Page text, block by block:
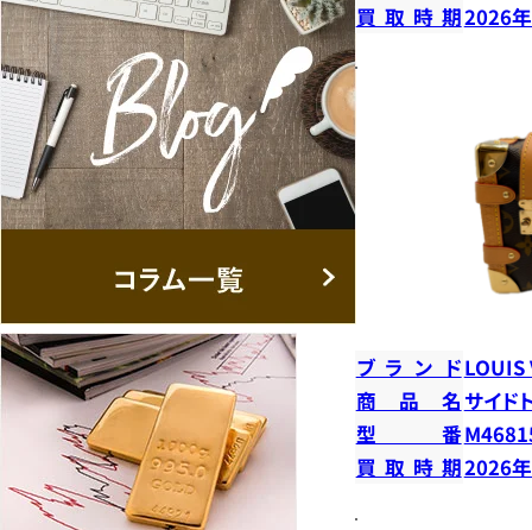
買取時期2026
ブランドLOUIS
商品名 サイド
型番
買取時期2026